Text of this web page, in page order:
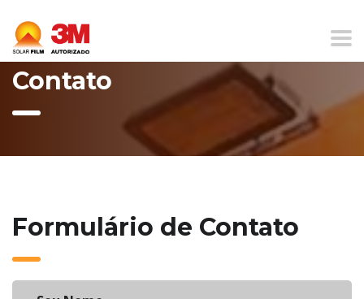
Home Contato
Contato
Formulário de Contato